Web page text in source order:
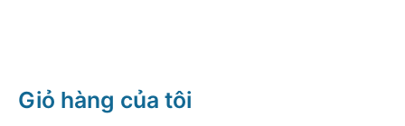
Giỏ hàng của tôi